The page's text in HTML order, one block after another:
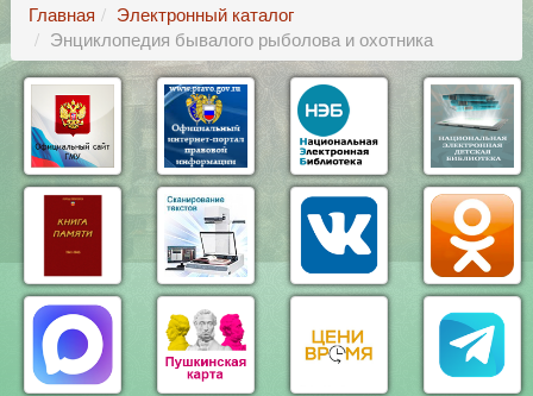
Главная
Электронный каталог
Энциклопедия бывалого рыболова и охотника